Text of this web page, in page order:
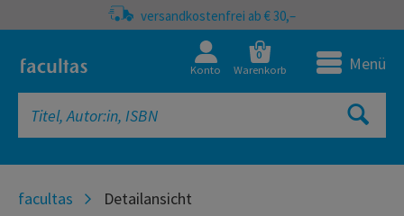
versandkostenfrei ab € 30,–
Konto
0
Warenkorb Menü
facultas Detailansicht